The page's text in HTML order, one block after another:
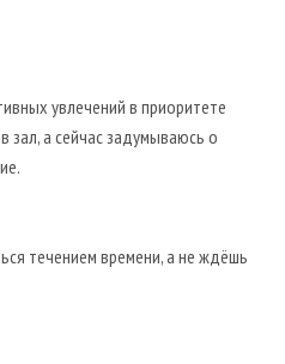
увлечений в приоритете
зал, а сейчас задумываюсь о
течением времени, а не ждёшь